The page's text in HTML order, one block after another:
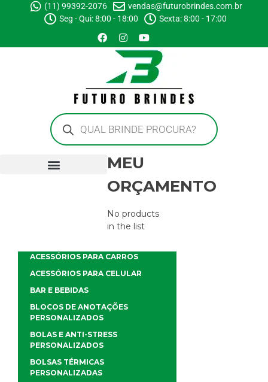
(11) 99392-2076
vendas@futurobrindes.com.br
Seg - Qui: 8:00 - 18:00
Sexta: 8:00 - 17:00
MEU
ORÇAMENTO
No products
in the list
ACESSÓRIOS PARA CARROS
ACESSÓRIOS PARA CELULAR
BAR E BEBIDAS
BLOCOS DE ANOTAÇÕES
PERSONALIZADOS
BOLAS E ANTI-STRESS
PERSONALIZADOS
BOLSAS TÉRMICAS
PERSONALIZADAS